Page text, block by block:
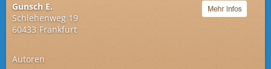
Gunsch E.
Schlehenweg 19
60433 Frankfurt
Autoren